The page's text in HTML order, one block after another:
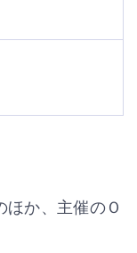
か、主催のＯ